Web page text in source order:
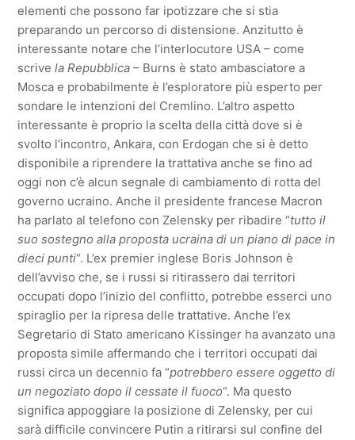
elementi che possono far ipotizzare che si stia
preparando un percorso di distensione. Anzitutto è
interessante notare che l’interlocutore USA – come
scrive la Repubblica– Burns è stato ambasciatore a
Mosca e probabilmente è l’esploratore più esperto per
sondare le intenzioni del Cremlino. L’altro aspetto
interessante è proprio la scelta della città dove si è
svolto l’incontro, Ankara, con Erdogan che si è detto
disponibile a riprendere la trattativa anche se fino ad
oggi non c’è alcun segnale di cambiamento di rotta del
governo ucraino. Anche il presidente francese Macron
ha parlato al telefono con Zelensky per ribadire “tutto il
suo sostegno alla proposta ucraina di un piano di pace in
dieci punti“. L’ex premier inglese Boris Johnson è
dell’avviso che, se i russi si ritirassero dai territori
occupati dopo l’inizio del conflitto, potrebbe esserci uno
spiraglio per la ripresa delle trattative. Anche l’ex
Segretario di Stato americano Kissinger ha avanzato una
proposta simile affermando che i territori occupati dai
russi circa un decennio fa “potrebbero essere oggetto di
un negoziato dopo il cessate il fuoco“. Ma questo
significa appoggiare la posizione di Zelensky, per cui
sarà difficile convincere Putin a ritirarsi sul confine del